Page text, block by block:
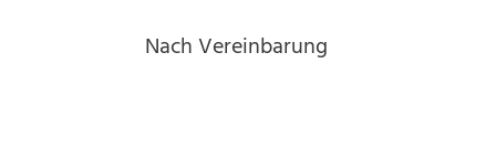
Nach Vereinbarung